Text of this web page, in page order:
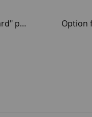
Choix finition laque "standard" pour meuble DECOTEC